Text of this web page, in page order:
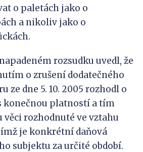
o paletách jako o
a nikoliv jako o
rozsudku uvedl, že
o zrušení dodatečného
ze dne 5. 10. 2005 rozhodl o
konečnou platností a tím
rozhodnuté ve vztahu
je konkrétní daňová
subjektu za určité období.